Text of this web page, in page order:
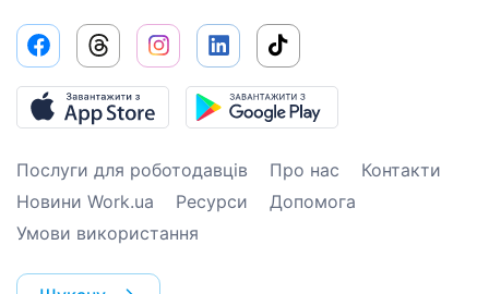
Послуги для роботодавців Про нас
Контакти
Новини Work.ua
Ресурси
Допомога
Умови використання